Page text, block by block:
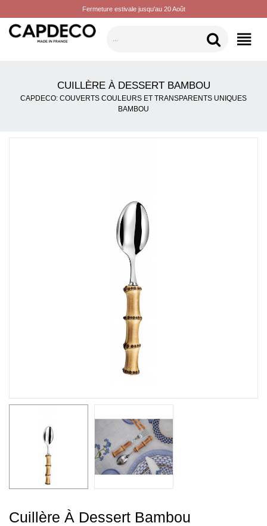
Fermeture estivale jusqu'au 20 Août
CATÉGORIES
CUILLÈRE À DESSERT BAMBOU
CAPDECO: COUVERTS COULEURS ET TRANSPARENTS UNIQUES
BAMBOU
Cuillère À Dessert Bambou